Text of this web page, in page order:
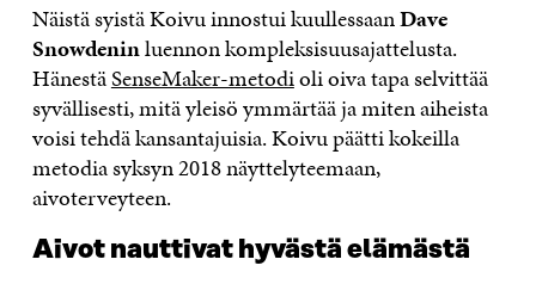
Näistä syistä Koivu innostui kuullessaanDave
Snowdeninluennon kompleksisuusajattelusta.
HänestäSenseMaker-metodioli oiva tapa selvittää
syvällisesti, mitä yleisö ymmärtää ja miten aiheista
voisi tehdä kansantajuisia. Koivu päätti kokeilla
metodia syksyn 2018 näyttelyteemaan,
aivoterveyteen.
Aivot nauttivat hyvästä elämästä